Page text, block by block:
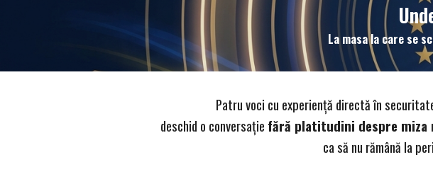
La masa la care se
Patru voci cu experiență directă în
deschid o conversație fără platitudini despre miza
ca să nu rămână la